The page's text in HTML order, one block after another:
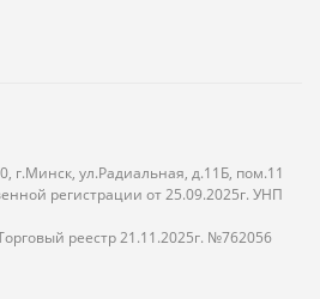
г.Минск, ул.Радиальная, д.11Б, пом.11
регистрации от 25.09.2025г. УНП
реестр 21.11.2025г. №762056